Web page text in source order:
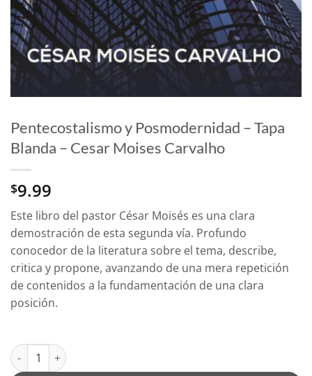
Pentecostalismo y Posmodernidad – Tapa
Blanda – Cesar Moises Carvalho
$9.99
Este libro del pastor César Moisés es una clara
demostración de esta segunda vía. Profundo
conocedor de la literatura sobre el tema, describe,
critica y propone, avanzando de una mera repetición
de contenidos a la fundamentación de una clara
posición.
Pentecostalismo y Posmodernidad - Tapa Blanda - Cesar